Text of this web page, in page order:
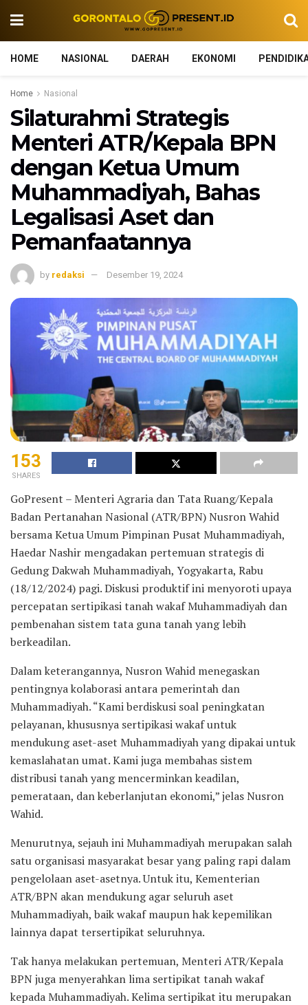
HOME NASIONAL DAERAH EKONOMI
Home Nasional
Silaturahmi Strategis
Menteri ATR/Kepala BPN
dengan Ketua Umum
Muhammadiyah, Bahas
Legalisasi Aset dan
Pemanfaatannya
by redaksi Desember 19, 2024
153
SHARES
GoPresent – Menteri Agraria dan Tata Ruang/Kepala
Badan Pertanahan Nasional (ATR/BPN) Nusron Wahid
bersama Ketua Umum Pimpinan Pusat Muhammadiyah,
Haedar Nashir mengadakan pertemuan strategis di
Gedung Dakwah Muhammadiyah, Yogyakarta, Rabu
(18/12/2024) pagi. Diskusi produktif ini menyoroti upaya
percepatan sertipikasi tanah wakaf Muhammadiyah dan
pembenahan sistem tata guna tanah yang lebih
berkeadilan.
Dalam keterangannya, Nusron Wahid menegaskan
pentingnya kolaborasi antara pemerintah dan
Muhammadiyah. “Kami berdiskusi soal peningkatan
pelayanan, khususnya sertipikasi wakaf untuk
mendukung aset-aset Muhammadiyah yang dipakai untuk
kemaslahatan umat. Kami juga membahas sistem
distribusi tanah yang mencerminkan keadilan,
pemerataan, dan keberlanjutan ekonomi,” jelas Nusron
Wahid.
Menurutnya, sejauh ini Muhammadiyah merupakan salah
satu organisasi masyarakat besar yang paling rapi dalam
pengelolaan aset-asetnya. Untuk itu, Kementerian
ATR/BPN akan mendukung agar seluruh aset
Muhammadiyah, baik wakaf maupun hak kepemilikan
lainnya dapat tersertipikat seluruhnya.
Tak hanya melakukan pertemuan, Menteri ATR/Kepala
BPN juga menyerahkan lima sertipikat tanah wakaf
kepada Muhammadiyah. Kelima sertipikat itu merupakan